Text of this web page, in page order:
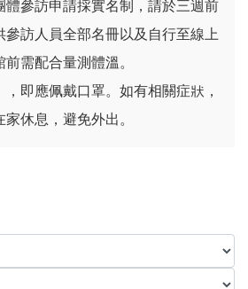
體參訪申請採實名制，請於三週前
訪人員全部名冊以及自行至線上
需配合量測體溫。
即應佩戴口罩。如有相關症狀，
休息，避免外出。